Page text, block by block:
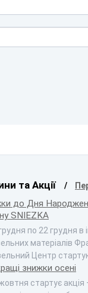
та Акції
до Дня
SNIEZKA
по 22 грудня в
матеріалів
Центр
знижки осені
стартує акція